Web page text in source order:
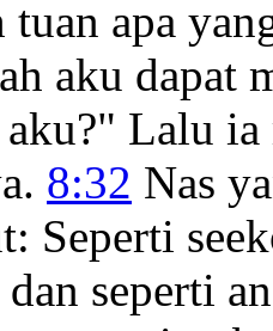
apa
aku dapat
Lalu
8:32 Nas
Seperti
seperti